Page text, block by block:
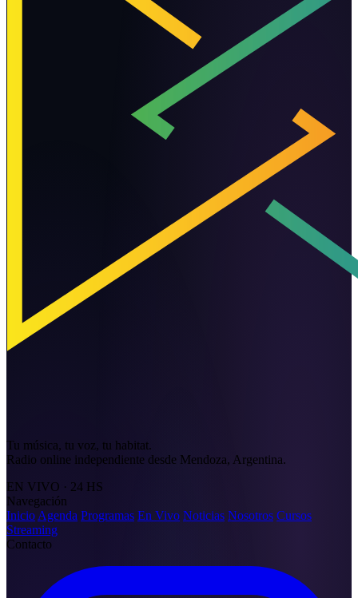
Tu música, tu voz, tu habitat.
Radio online independiente desde Mendoza, Argentina.
EN VIVO · 24 HS
Navegación
Inicio Agenda Programas En Vivo Noticias Nosotros Cursos
Streaming
Contacto